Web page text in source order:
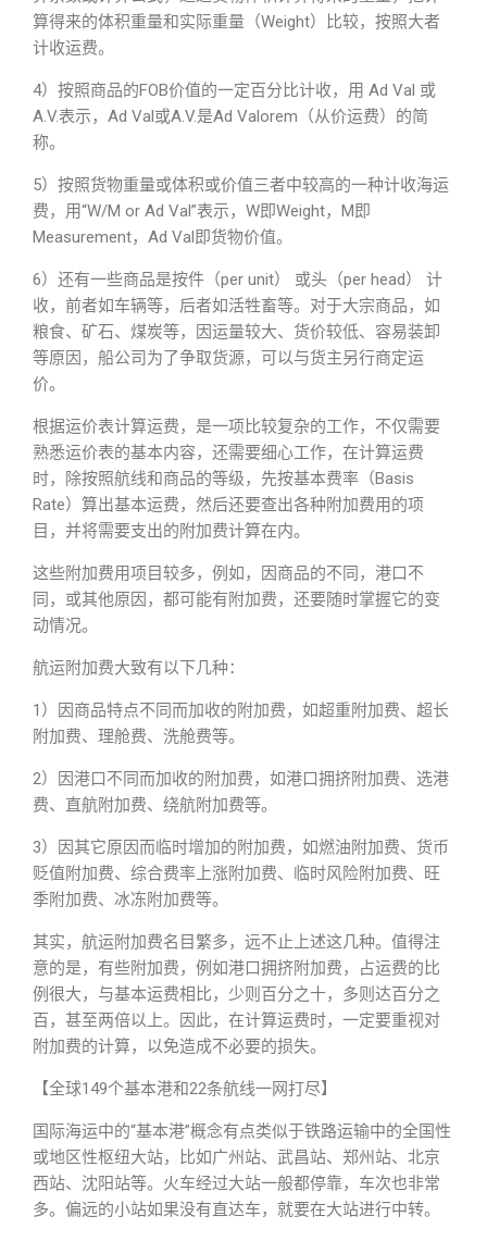
算得来的体积重量和实际重量（Weight）比较，按照大者
计收运费。
4）按照商品的FOB价值的一定百分比计收，用 Ad Val 或
A.V.表示，Ad Val或A.V.是Ad Valorem（从价运费）的简
称。
5）按照货物重量或体积或价值三者中较高的一种计收海运
费，用“W/M or Ad Val”表示，W即Weight，M即
Measurement，Ad Val即货物价值。
6）还有一些商品是按件（per unit） 或头（per head） 计
收，前者如车辆等，后者如活牲畜等。对于大宗商品，如
粮食、矿石、煤炭等，因运量较大、货价较低、容易装卸
等原因，船公司为了争取货源，可以与货主另行商定运
价。
根据运价表计算运费，是一项比较复杂的工作，不仅需要
熟悉运价表的基本内容，还需要细心工作，在计算运费
时，除按照航线和商品的等级，先按基本费率（Basis
Rate）算出基本运费，然后还要查出各种附加费用的项
目，并将需要支出的附加费计算在内。
这些附加费用项目较多，例如，因商品的不同，港口不
同，或其他原因，都可能有附加费，还要随时掌握它的变
动情况。
航运附加费大致有以下几种：
1）因商品特点不同而加收的附加费，如超重附加费、超长
附加费、理舱费、洗舱费等。
2）因港口不同而加收的附加费，如港口拥挤附加费、选港
费、直航附加费、绕航附加费等。
3）因其它原因而临时增加的附加费，如燃油附加费、货币
贬值附加费、综合费率上涨附加费、临时风险附加费、旺
季附加费、冰冻附加费等。
其实，航运附加费名目繁多，远不止上述这几种。值得注
意的是，有些附加费，例如港口拥挤附加费，占运费的比
例很大，与基本运费相比，少则百分之十，多则达百分之
百，甚至两倍以上。因此，在计算运费时，一定要重视对
附加费的计算，以免造成不必要的损失。
【全球149个基本港和22条航线一网打尽】
国际海运中的“基本港”概念有点类似于铁路运输中的全国性
或地区性枢纽大站，比如广州站、武昌站、郑州站、北京
西站、沈阳站等。火车经过大站一般都停靠，车次也非常
多。偏远的小站如果没有直达车，就要在大站进行中转。